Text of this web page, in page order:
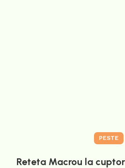
PESTE
Reteta Macrou la